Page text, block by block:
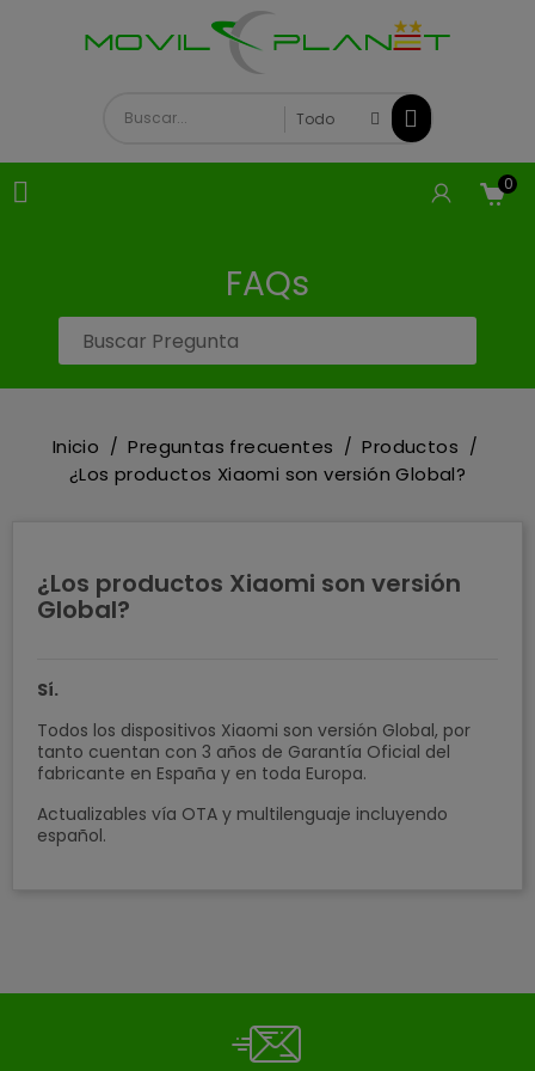
 0
FAQs
Inicio Preguntas frecuentes
Productos
¿Los productos Xiaomi son versión Global?
¿Los productos Xiaomi son versión
Global?
Sí.
Todos los dispositivos Xiaomi son versión Global, por
tanto cuentan con 3 años de Garantía Oficial del
fabricante en España y en toda Europa.
Actualizables vía OTA y multilenguaje incluyendo
español.